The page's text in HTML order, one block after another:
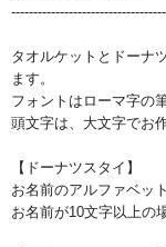
タオルケットとドーナ
ます。
フォントはローマ字の
頭文字は、大文字でお
【ドーナツスタイ】
お名前のアルファベッ
お名前が10文字以上の